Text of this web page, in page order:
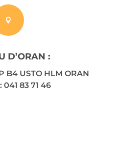

D’ORAN :
B4 USTO HLM ORAN
041 83 71 46